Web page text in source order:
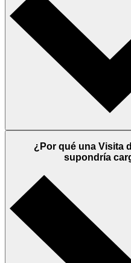
¿Por qué una Visita
supondría